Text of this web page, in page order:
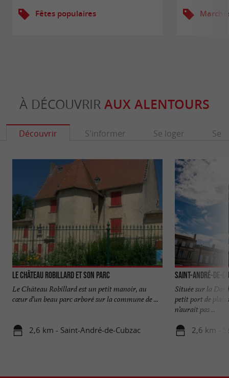
Fêtes populaires
À DÉCOUVRIR AUX ALENTOURS
Découvrir S'informer Se loger Se
Le Château Robillard et son parc
Le Château Robillard est un petit manoir, au
cœur d’un beau parc arboré sur la commune de ...
2,6 km - Saint-André-de-Cubzac
Saint-André-de-
Située sur la
petit port de
n’aurait pas ...
2,6 km -